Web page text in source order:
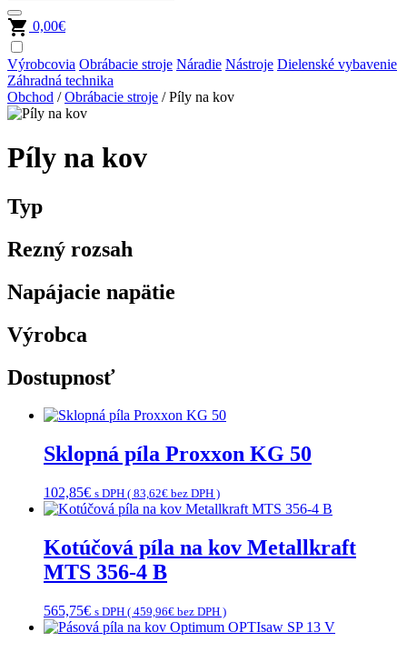
0,00€
Výrobcovia Obrábacie stroje Náradie Nástroje Dielenské vybavenie
Záhradná technika
Obchod /Obrábacie stroje / Píly na kov
Píly na kov
Typ
Rezný rozsah
Napájacie napätie
Výrobca
Dostupnosť
Sklopná píla Proxxon KG 50
102,85€ s DPH ( 83,62€ bez DPH )
Kotúčová píla na kov Metallkraft
MTS 356-4 B
565,75€ s DPH ( 459,96€ bez DPH )